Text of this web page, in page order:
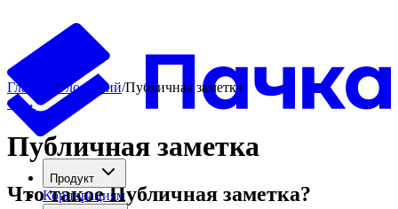
Продукт
Корпорациям
Главная /Глоссарий/Публичная заметка
← →
Публичная заметка
Что такоеПубличная заметка?